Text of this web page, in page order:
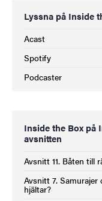
Lyssna på Inside
Acast
(Extern länk)
Spotify
(Extern länk)
Podcaster
(Extern länk)
Inside the Box på
avsnitten
Avsnitt 11. Båten till
(Extern länk)
Avsnitt 7. Samurajer
hjältar?
(Extern länk)